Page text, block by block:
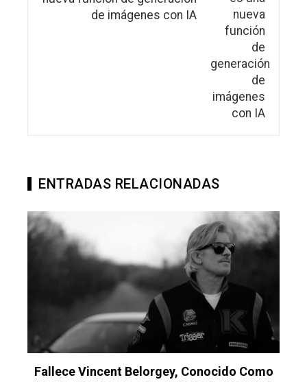
de imágenes con IA
ENTRADAS RELACIONADAS
Fallece Vincent Belorgey, Conocido Como